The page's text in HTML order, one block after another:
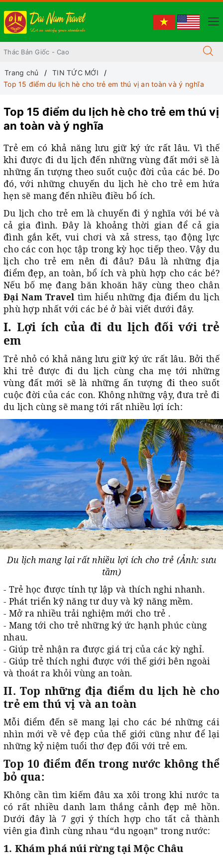
Trang chủ
TIN TỨC MỚI
Top 15 điểm du lịch hè cho trẻ em thú vị an toàn và ý nghĩa
Top 15 điểm du lịch hè cho trẻ em thú vị
an toàn và ý nghĩa
Trẻ em có khả năng lưu giữ ký ức rất lâu. Vì thế
khi được đi du lịch đến những vùng đất mới sẽ là
những ấn tượng theo suốt cuộc đời của các bé. Do
đó, với những chuyến du lịch hè cho trẻ em hứa
hẹn sẽ mang đến nhiều điều bổ ích.
Du lịch cho trẻ em là chuyến đi ý nghĩa với bé và
cả gia đình. Đây là khoảng thời gian để cả gia
đình gắn kết, vui chơi và xả stress, tạo động lực
cho các con học tập trong kỳ học tiếp theo. Vậy du
lịch cho trẻ em nên đi đâu? Đâu là những địa
điểm đẹp, an toàn, bổ ích và phù hợp cho các bé?
Nếu bố mẹ đang băn khoăn hãy cùng theo chân
Đại Nam Travel tìm hiểu những địa điểm du lịch
phù hợp nhất với các bé ở bài viết dưới đây.
I. Lợi ích của đi du lịch đối với trẻ
em
Trẻ nhỏ có khả năng lưu giữ ký ức rất lâu. Bởi thế
khi trẻ được đi du lịch cùng cha mẹ tới những
vùng đất mới sẽ là những ấn tượng đi theo suốt
cuộc đời của các con. Không những vậy, đưa trẻ đi
du lịch cùng sẽ mang tới rất nhiều lợi ích:
Du lịch mang lại rất nhiều lợi ích cho trẻ (Ảnh: sưu
tầm)
- Trẻ học được tính tự lập và thích nghi nhanh.
- Phát triển kỹ năng tư duy và kỹ năng mềm.
- Mở ra nhiều trải nghiệm mới cho trẻ .
- Mang tới cho trẻ những ký ức hạnh phúc cùng
nhau.
- Giúp trẻ nhận ra được giá trị của các kỳ nghỉ.
- Giúp trẻ thích nghi được với thế giới bên ngoài
và thoát ra khỏi vùng an toàn.
II. Top những địa điểm du lịch hè cho
trẻ em thú vị và an toàn
Mỗi điểm đến sẽ mang lại cho các bé những cái
nhìn mới về vẻ đẹp của thế giới cũng như để lại
những kỷ niệm tuổi thơ đẹp đối với trẻ em.
Top 10 điểm đến trong nước không thể
bỏ qua:
Không cần tìm kiếm đâu xa xôi trong khi nước ta
có rất nhiều danh lam thắng cảnh đẹp mê hồn.
Dưới đây là 7 gợi ý thích hợp cho tất cả thành
viên gia đình cùng nhau “du ngoạn” trong nước:
1. Khám phá núi rừng tại Mộc Châu